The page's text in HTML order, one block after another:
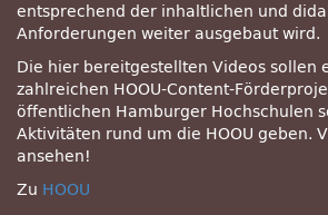
entsprechend der inhaltlichen und
Anforderungen weiter ausgebaut wird.
Die hier bereitgestellten Videos sollen
zahlreichen HOOU-Content-
öffentlichen Hamburger Hochschulen
Aktivitäten rund um die HOOU geben.
ansehen!
Zu HOOU